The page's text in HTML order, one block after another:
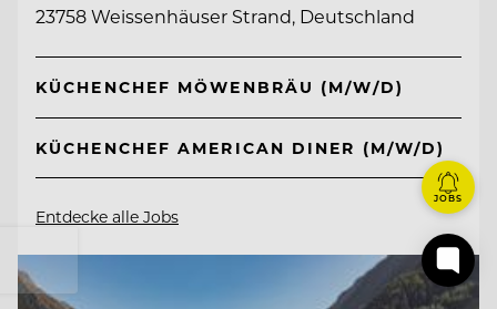
23758 Weissenhäuser Strand, Deutschland
KÜCHENCHEF MÖWENBRÄU (M/W/D)
KÜCHENCHEF AMERICAN DINER (M/W/D)
Entdecke alle Jobs
JOBS